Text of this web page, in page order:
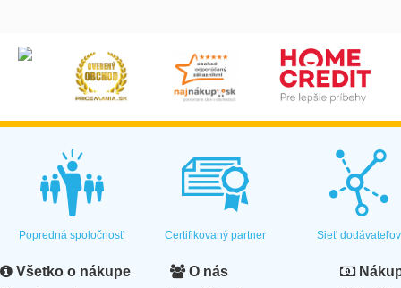
Popredná spoločnosť Certifikovaný partner Sieť dodávateľov
Všetko o nákupe O nás